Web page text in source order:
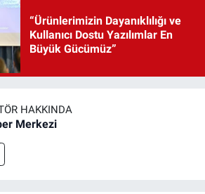
“Ürünlerimizin Dayanıklılığı ve
Kullanıcı Dostu Yazılımlar En
Büyük Gücümüz”
HAKKINDA
Merkezi